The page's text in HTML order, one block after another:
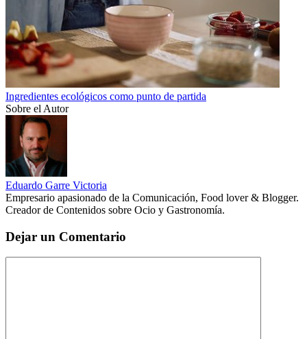
Ingredientes ecológicos como punto de partida
Sobre el Autor
Eduardo Garre Victoria
Empresario apasionado de la Comunicación, Food lover & Blogger.
Creador de Contenidos sobre Ocio y Gastronomía.
Dejar un Comentario